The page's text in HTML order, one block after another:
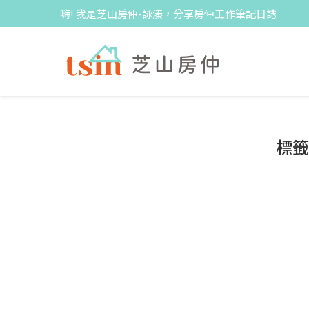
嗨! 我是芝山房仲-詠溱，分享房仲工作筆記日誌
標